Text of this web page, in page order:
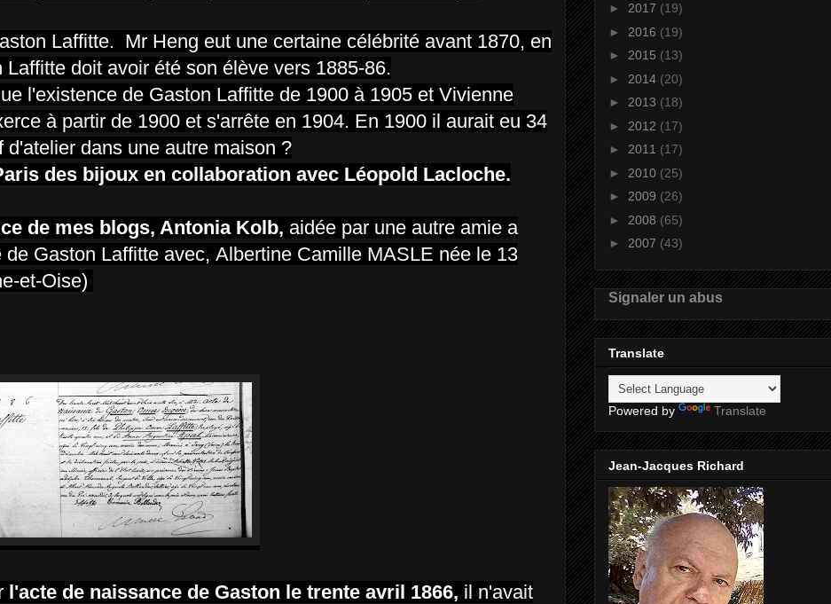
Laffitte. Mr Heng eut une certaine célébrité avant 1870, en
doit avoir été son élève vers 1885-86.
l'existence de Gaston Laffitte de 1900 à 1905 et Vivienne
à partir de 1900 et s'arrête en 1904. En 1900 il aurait eu 34
dans une autre maison ?
des bijoux en collaboration avec Léopold Lacloche.
de mes blogs, Antonia Kolb, aidée par une autre amie a
Gaston Laffitte avec, Albertine Camille MASLE née le 13
et-Oise)
l'acte de naissance de Gaston le trente avril 1866, il n'avait
► 2017 (19)
► 2016 (19)
► 2015 (13)
► 2014 (20)
► 2013 (18)
► 2012 (17)
► 2011 (17)
► 2010 (25)
► 2009 (26)
► 2008 (65)
► 2007 (43)
Signaler un abus
Translate
Powered by Translate
Jean-Jacques Richard